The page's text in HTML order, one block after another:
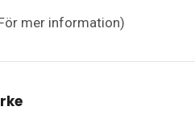
mer information)